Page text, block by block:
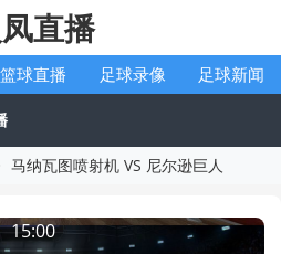
直播
篮球直播 足球录像 足球新闻
马纳瓦图喷射机 VS 尼尔逊巨人
15:00